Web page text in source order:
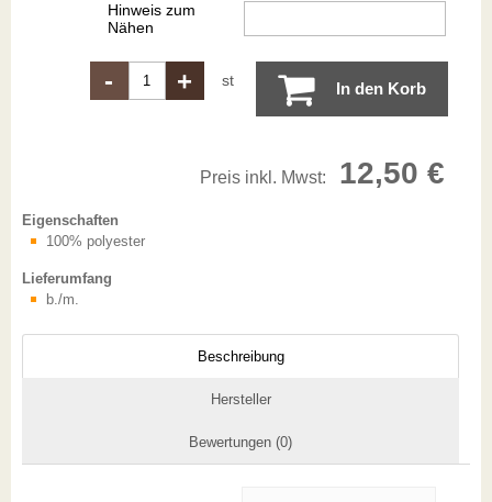
Hinweis zum
Nähen
- + st In den Korb
Preis inkl. Mwst: 12,50 €
Eigenschaften
100% polyester
Lieferumfang
b./m.
Beschreibung
Hersteller
Bewertungen (0)